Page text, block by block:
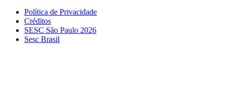
Política de Privacidade
Créditos
SESC São Paulo 2026
Sesc Brasil